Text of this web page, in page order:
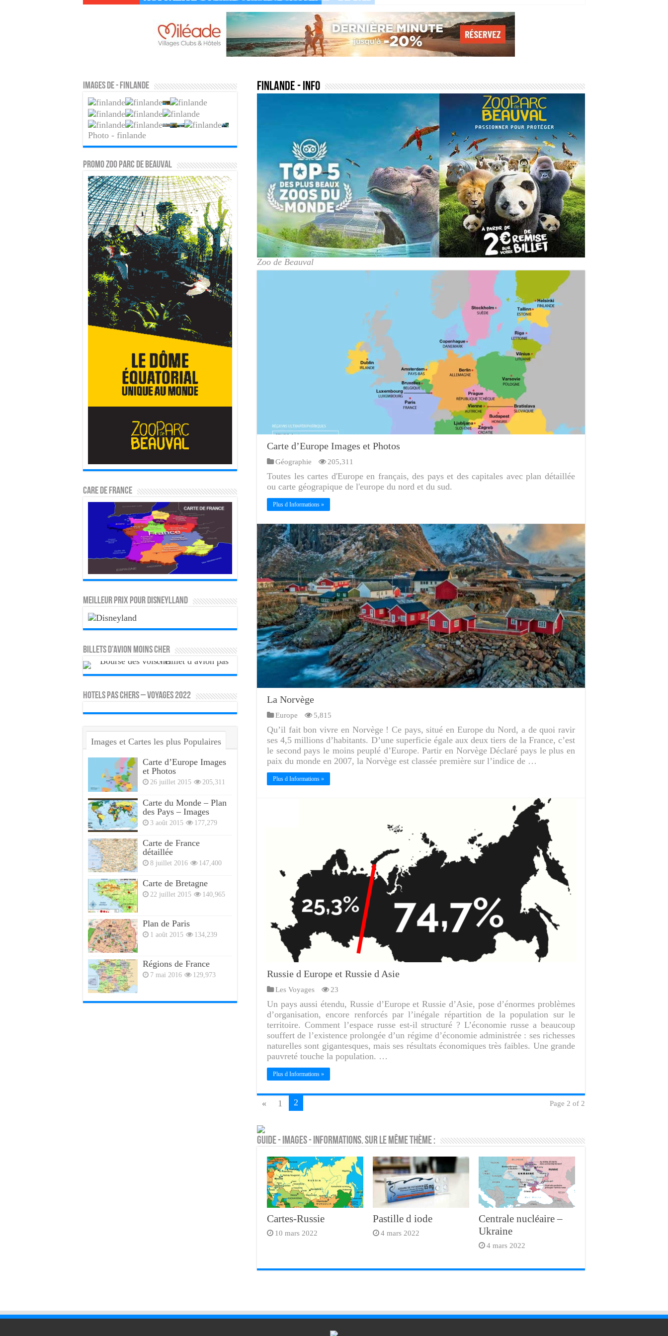
finlande - Info
Zoo de Beauval
Carte d’Europe Images et Photos
Géographie 205,311
Toutes les cartes d'Europe en français, des pays et des capitales avec plan détaillée
ou carte géograpique de l'europe du nord et du sud.
Plus d Informations »
La Norvège
Europe 5,815
Qu’il fait bon vivre en Norvège ! Ce pays, situé en Europe du Nord, a de quoi ravir
ses 4,5 millions d’habitants. D’une superficie égale aux deux tiers de la France, c’est
le second pays le moins peuplé d’Europe. Partir en Norvège Déclaré pays le plus en
paix du monde en 2007, la Norvège est classée première sur l’indice de …
Plus d Informations »
Russie d Europe et Russie d Asie
Les Voyages 23
Un pays aussi étendu, Russie d’Europe et Russie d’Asie, pose d’énormes problèmes
d’organisation, encore renforcés par l’inégale répartition de la population sur le
territoire. Comment l’espace russe est-il structuré ? L’économie russe a beaucoup
souffert de l’existence prolongée d’un régime d’économie administrée : ses richesses
naturelles sont gigantesques, mais ses résultats économiques très faibles. Une grande
pauvreté touche la population. …
Plus d Informations »
Page 2 of 2
« 1 2
Guide - Images - Informations. Sur le même thème :
Cartes-Russie
10 mars 2022
Pastille d iode
4 mars 2022
Centrale nucléaire –
Ukraine
4 mars 2022
Images de - finlande
Photo - finlande
PROMO ZOO PARC DE BEAUVAL
CARE DE FRANCE
MEILLEUR PRIX POUR DISNEYLLAND
Billets d’avion moins cher
HOTELS PAS CHERS – VOYAGES 2022
Images et Cartes les plus Populaires
Carte d’Europe Images
et Photos
26 juillet 2015 205,311
Carte du Monde – Plan
des Pays – Images
3 août 2015 177,279
Carte de France
détaillée
8 juillet 2016 147,400
Carte de Bretagne
22 juillet 2015 140,965
Plan de Paris
1 août 2015 134,239
Régions de France
7 mai 2016 129,973